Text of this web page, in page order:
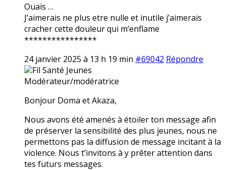
Ouais …
J’aimerais ne plus etre nulle et inutile j’aimerais
cracher cette douleur qui m’enflame
****************
24 janvier 2025 à 13 h 19 min #69042 Répondre
Fil Santé Jeunes
Modérateur/modératrice
Bonjour Doma et Akaza,
Nous avons été amenés à étoiler ton message afin
de préserver la sensibilité des plus jeunes, nous ne
permettons pas la diffusion de message incitant à la
violence. Nous t’invitons à y prêter attention dans
tes futurs messages.